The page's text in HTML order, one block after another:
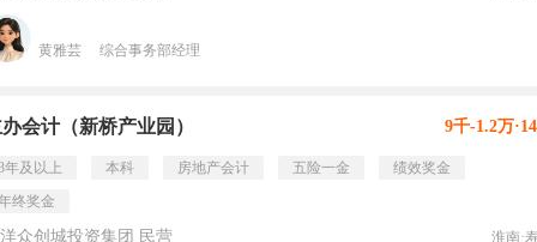
黄雅芸 综合事务部经理
会计（新桥产业园） 9千-1.2万
年及以上 本科 房地产会计 五险一金
绩效奖金
终奖金
众创城投资集团 民营 淮南·